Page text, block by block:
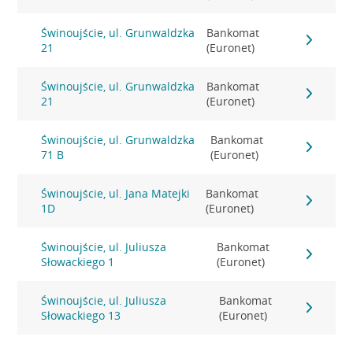
Świnoujście, ul. Grunwaldzka
21
Bankomat
(Euronet)
Świnoujście, ul. Grunwaldzka
21
Bankomat
(Euronet)
Świnoujście, ul. Grunwaldzka
71 B
Bankomat
(Euronet)
Świnoujście, ul. Jana Matejki
1D
Bankomat
(Euronet)
Świnoujście, ul. Juliusza
Słowackiego 1
Bankomat
(Euronet)
Świnoujście, ul. Juliusza
Słowackiego 13
Bankomat
(Euronet)